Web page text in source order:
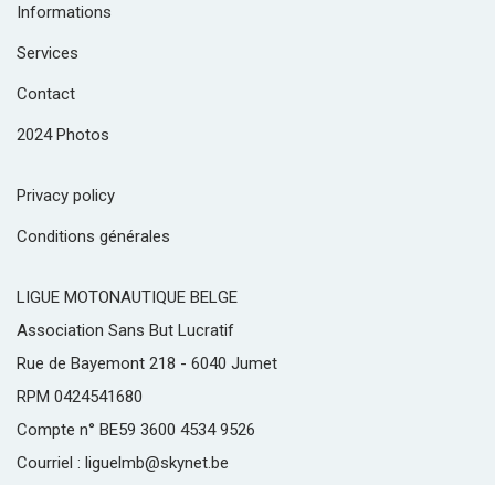
Informations
Services
Contact
2024 Photos
Privacy policy
Conditions générales
LIGUE MOTONAUTIQUE BELGE
Association Sans But Lucratif
Rue de Bayemont 218 - 6040 Jumet
RPM 0424541680
Compte n° BE59 3600 4534 9526
Courriel : liguelmb@skynet.be